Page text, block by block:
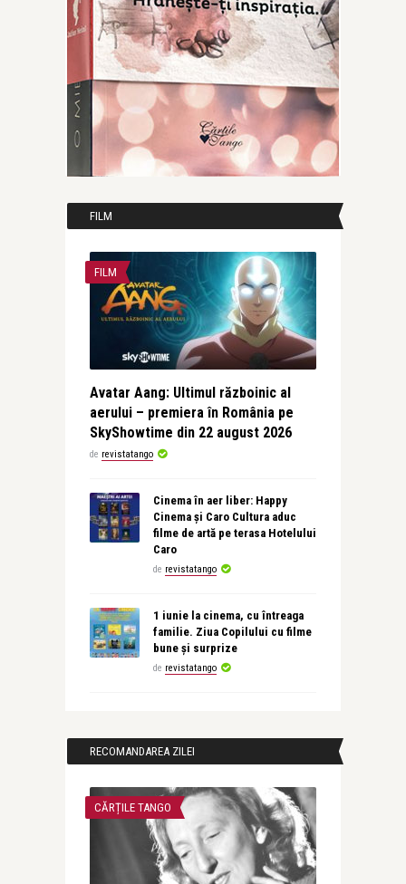
FILM
FILM
Avatar Aang: Ultimul războinic al
aerului – premiera în România pe
SkyShowtime din 22 august 2026
de revistatango
Cinema în aer liber: Happy
Cinema și Caro Cultura aduc
filme de artă pe terasa Hotelului
Caro
de revistatango
1 iunie la cinema, cu întreaga
familie. Ziua Copilului cu filme
bune și surprize
de revistatango
RECOMANDAREA ZILEI
CĂRȚILE TANGO